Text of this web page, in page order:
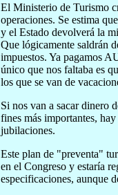
El Ministerio de Turismo
operaciones. Se estima
y el Estado devolverá la
Que lógicamente saldrán
impuestos. Ya pagamos
único que nos faltaba es
los que se van de
Si nos van a sacar dinero
fines más importantes,
jubilaciones.
Este plan de "preventa"
en el Congreso y estaría
especificaciones, aunque